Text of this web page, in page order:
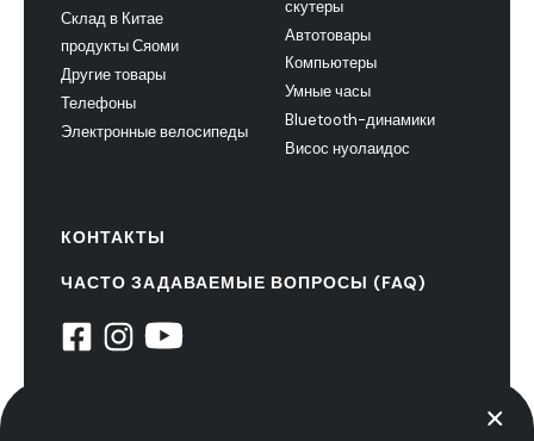
Склад в Китае
продукты Сяоми
Другие товары
Телефоны
Электронные велосипеды
скутеры
Автотовары
Компьютеры
Умные часы
Bluetooth-динамики
Висос нуолаидос
КОНТАКТЫ
ЧАСТО ЗАДАВАЕМЫЕ ВОПРОСЫ (FAQ)